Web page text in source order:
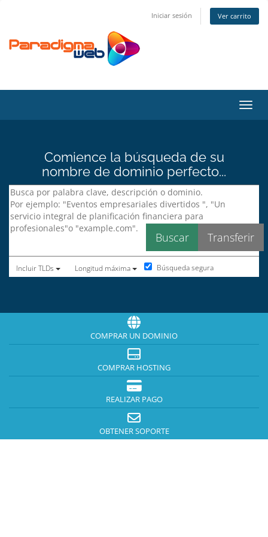
Iniciar sesión Ver carrito
Comience la búsqueda de su
nombre de dominio perfecto...
Incluir TLDs Longitud máxima Búsqueda segura
COMPRAR UN DOMINIO
COMPRAR HOSTING
REALIZAR PAGO
OBTENER SOPORTE